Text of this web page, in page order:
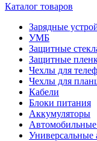
Каталог товаров
Зарядные
УМБ
Защитные
Защитные
Чехлы для
Чехлы для
Кабели
Блоки питания
Аккумуляторы
Автомобильные
Универсальные